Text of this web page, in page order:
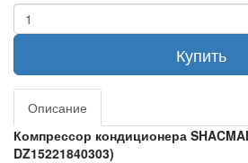
Купить
Описание
Компрессор кондиционера
DZ15221840303)